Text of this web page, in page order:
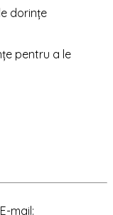
dorințe
pentru a le
E-mail: